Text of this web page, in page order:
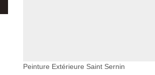
Peinture Extérieure Saint Sernin